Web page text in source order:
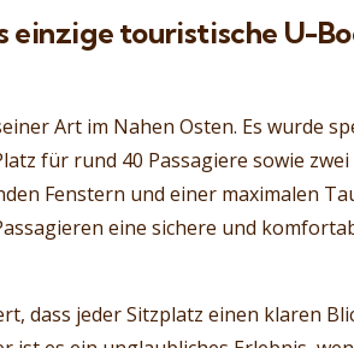
einzige touristische U-
Art im Nahen Osten. Es wurde
für rund 40 Passagiere sowie zwei
Fenstern und einer maximalen
eine sichere und
dass jeder Sitzplatz einen klaren